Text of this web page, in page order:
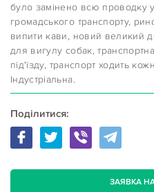
було замінено всю проводку
громадського транспорту,
випити кави, новий великий
для вигулу собак,
під'їзду, транспорт ходить
Індустріальна.
Поділитися:
ЗАЯВКА